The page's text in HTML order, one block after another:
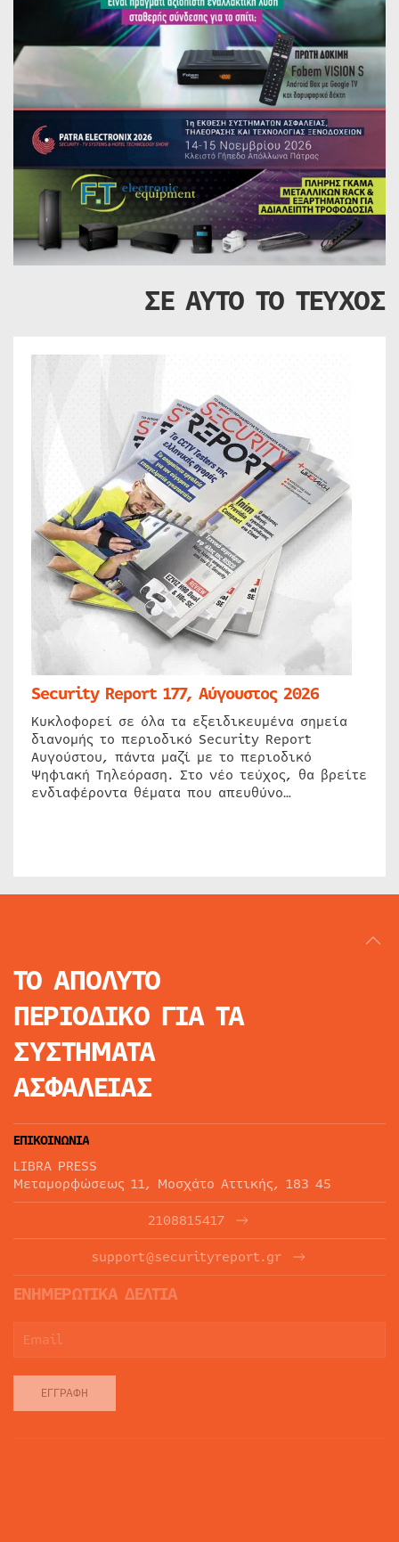
ΣΕ ΑΥΤΟ ΤΟ ΤΕΥΧΟΣ
Security Report 177, Αύγουστος 2026
Κυκλοφορεί σε όλα τα εξειδικευμένα σημεία
διανομής το περιοδικό Security Report
Αυγούστου, πάντα μαζί με το περιοδικό
Ψηφιακή Τηλεόραση. Στο νέο τεύχος, θα βρείτε
ενδιαφέροντα θέματα που απευθύνο…
ΤΟ ΑΠΟΛΥΤΟ
ΠΕΡΙΟΔΙΚΟ ΓΙΑ ΤΑ
ΣΥΣΤΗΜΑΤΑ
ΑΣΦΑΛΕΙΑΣ
ΕΠΙΚΟΙΝΩΝΙΑ
LIBRA PRESS
Μεταμορφώσεως 11, Μοσχάτο Αττικής, 183 45
2108815417
support@securityreport.gr
ΕΝΗΜΕΡΩΤΙΚΑ ΔΕΛΤΙΑ
ΕΓΓΡΑΦΉ